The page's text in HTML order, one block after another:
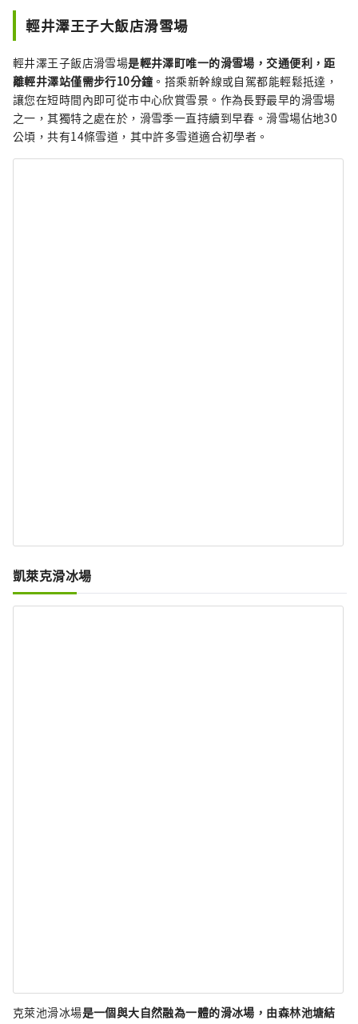
輕井澤王子大飯店滑雪場
輕井澤王子飯店滑雪場是輕井澤町唯一的滑雪場，交通便利，距
離輕井澤站僅需步行10分鐘 。搭乘新幹線或自駕都能輕鬆抵達，
讓您在短時間內即可從市中心欣賞雪景。作為長野最早的滑雪場
之一，其獨特之處在於，滑雪季一直持續到早春。滑雪場佔地30
公頃，共有14條雪道，其中許多雪道適合初學者。
凱萊克滑冰場
克萊池滑冰場是一個與大自然融為一體的滑冰場，由森林池塘結